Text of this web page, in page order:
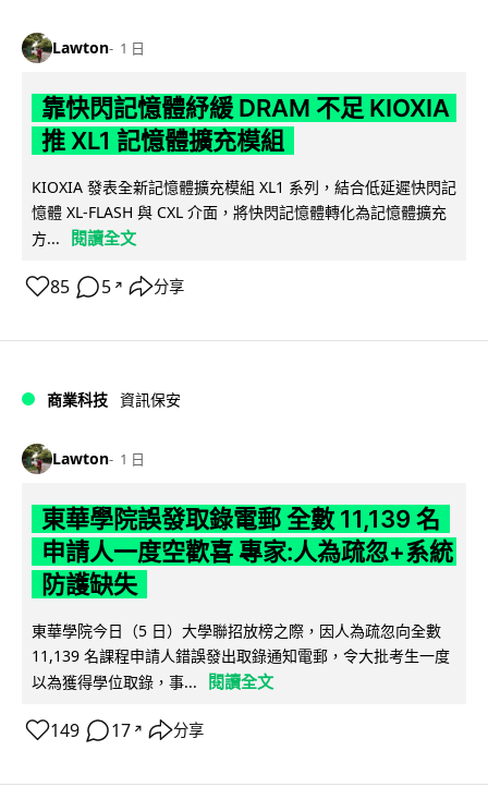
Lawton 1 日
靠快閃記憶體紓緩 DRAM 不足 KIOXIA
推 XL1 記憶體擴充模組
KIOXIA 發表全新記憶體擴充模組 XL1 系列，結合低延遲快閃記
憶體 XL-FLASH 與 CXL 介面，將快閃記憶體轉化為記憶體擴充
方...
閱讀全文
85 5 ↗ 分享
商業科技 資訊保安
Lawton 1 日
東華學院誤發取錄電郵 全數 11,139 名
申請人一度空歡喜 專家:人為疏忽+系統
防護缺失
東華學院今日（5 日）大學聯招放榜之際，因人為疏忽向全數
11,139 名課程申請人錯誤發出取錄通知電郵，令大批考生一度
以為獲得學位取錄，事...
閱讀全文
149 17 ↗ 分享